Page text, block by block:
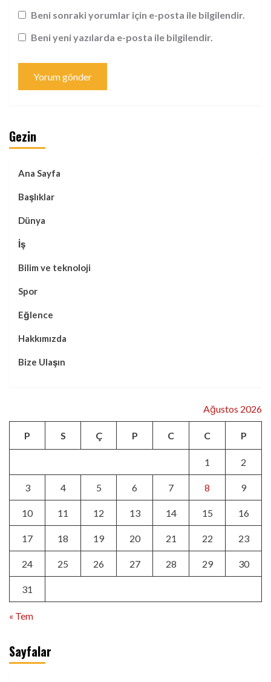
Beni sonraki yorumlar için e-posta ile bilgilendir.
Beni yeni yazılarda e-posta ile bilgilendir.
Gezin
Ana Sayfa
Başlıklar
Dünya
İş
Bilim ve teknoloji
Spor
Eğlence
Hakkımızda
Bize Ulaşın
Ağustos 2026
P S Ç P C C P
1 2
3 4 5 6 7 8 9
10 11 12 13 14 15 16
17 18 19 20 21 22 23
24 25 26 27 28 29 30
31
« Tem
Sayfalar